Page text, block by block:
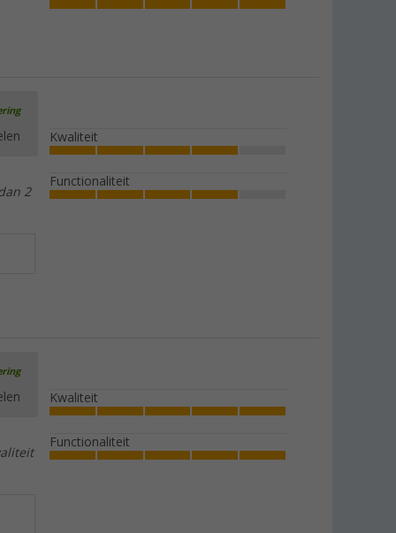
2
Kwaliteit
Functionaliteit
Kwaliteit
Functionaliteit